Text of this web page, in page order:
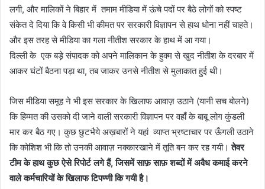
लगी, और मालिकों ने बिहार में तमाम मीडिया में ऊंचे पदों पर बैठे लोगों को स्पष्ट
संकेत दे दिया कि वे किसी भी कीमत पर सरकारी विज्ञापन से हाथ धोना नहीं चाहते।
और इस तरह से मीडिया का गला नीतीश सरकार के हाथ में आ गया।
दिल्ली के एक बड़े संपादक को अपने मालिकान के हुक्म से खुद नीतीश के दरबार में
आकर घंटों बैठना पड़ा था, तब जाकर उनसे नीतीश से मुलाकात हुई थी।
जिस मीडिया समूह ने भी इस सरकार के खिलाफ आवाज़ उठाने (यानी सच बोलने)
कि हिम्मत की उसको दी जाने वाली सरकारी विज्ञापन पर वहाँ के बाबू लोग कुंडली
मार कर बैठ गए। कुछ छुटभैये अख़बारों ने यहां व्याप्त भ्रष्टाचार पर ऊँगली उठाने
कि कोशिश भी कि तो उनकी आवाज़ नक्कारखाने में तूति बन कर रह गयी।तेवर
टीम के हाथ कुछ ऐसे रिपोर्ट लगे हैं, जिसमें साफ़ साफ़ शब्दों में अवैध कमाई करने
वाले कर्मचारियों के खिलाफ टिपण्णी कि गयी है।